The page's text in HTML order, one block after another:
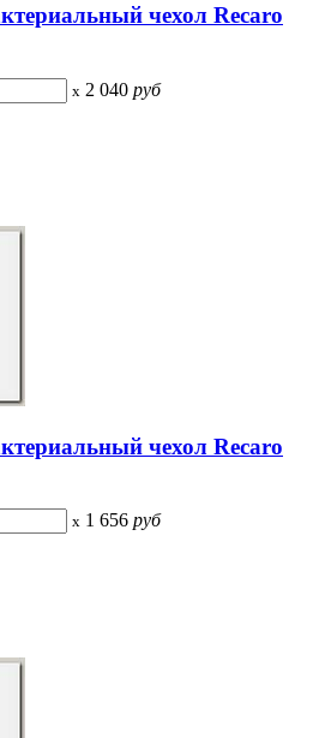
чехол Recaro
x 2 040 руб
чехол Recaro
x 1 656 руб